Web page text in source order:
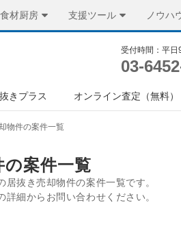
食材厨房 支援ツール ノウハ
受付時間：平日
03-
きプラス オンライン査定（無料）
物件の案件一覧
の案件一覧
抜き売却物件の案件一覧です。
細からお問い合わせください。